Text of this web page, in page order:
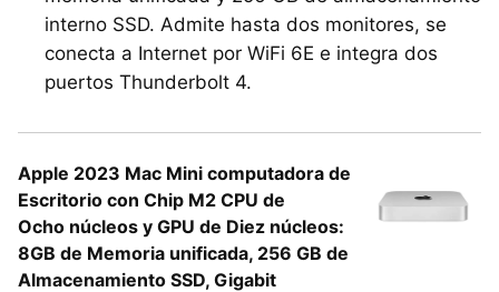
interno SSD. Admite hasta dos monitores, se
conecta a Internet por WiFi 6E e integra dos
puertos Thunderbolt 4.
Apple 2023 Mac Mini computadora de
Escritorio con Chip M2 CPU de
Ocho núcleos y GPU de Diez núcleos:
8GB de Memoria unificada, 256 GB de
Almacenamiento SSD, Gigabit